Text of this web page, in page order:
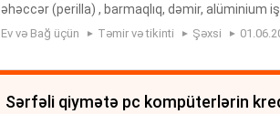
əhəccər (perilla) , barmaqlıq, dəmir, alüminium
i, mətbəx liftləri, turniket sistemi, eskalator
Ev və Bağ üçün Təmir və tikinti Şəxsi
sərfəli qiymətə pc kompüterlərin